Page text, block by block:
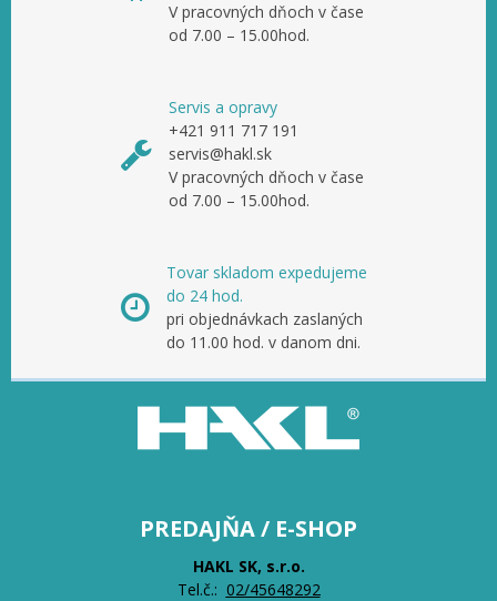
V pracovných dňoch v čase
od 7.00 – 15.00hod.
Servis a opravy
+421 911 717 191
servis@hakl.sk
V pracovných dňoch v čase
od 7.00 – 15.00hod.
Tovar skladom expedujeme
do 24 hod.
pri objednávkach zaslaných
do 11.00 hod. v danom dni.
PREDAJŇA / E-SHOP
HAKL SK, s.r.o.
Tel.č.: 02/45648292